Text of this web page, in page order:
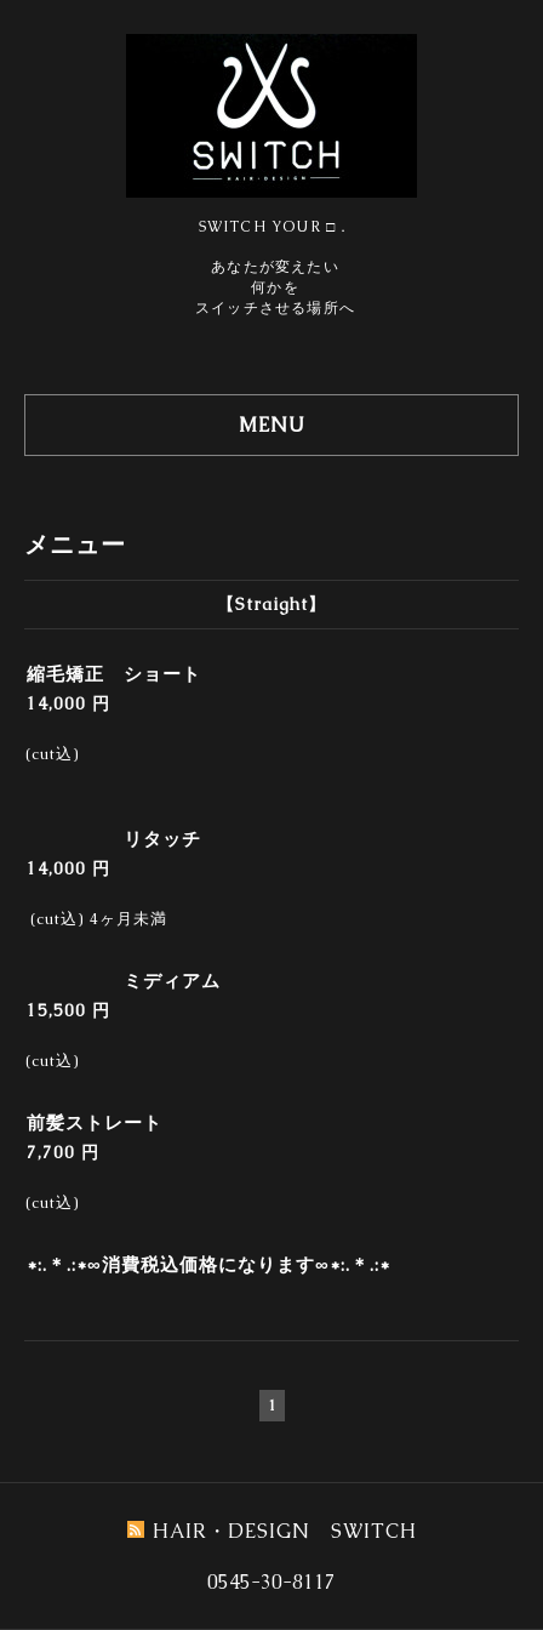
SWITCH YOUR □．
あなたが変えたい
何かを
スイッチさせる場所へ
MENU
メニュー
【Straight】
縮毛矯正 ショート
14,000 円
(cut込)
リタッチ
14,000 円
(cut込) 4ヶ月未満
ミディアム
15,500 円
(cut込)
前髪ストレート
7,700 円
(cut込)
*:.＊.:*∞消費税込価格になります∞*:.＊.:*
1
HAIR・DESIGN SWITCH
0545-30-8117